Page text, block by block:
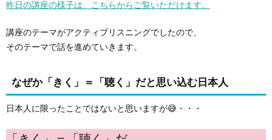
昨日の講座の様子は、こちらからご覧いただけます。
講座のテーマがアクティブリスニングでしたので、
そのテーマで話を進めていきます。
なぜか「きく」＝「聴く」だと思い込む日本人
日本人に限ったことではないと思いますが😅・・・